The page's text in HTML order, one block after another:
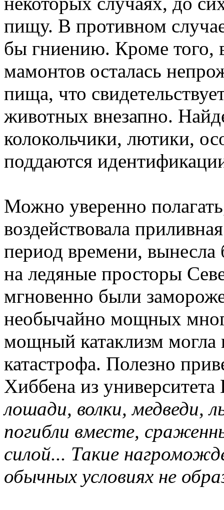
пищу. В противном
бы гниению. Кроме того,
мамонтов осталась
пища, что
животных внезапно.
колокольчики, лютики,
поддаются
Можно уверенно
воздействовала
период времени,
на ледяные просторы
мгновенно были
необычайно мощных
мощный катаклизм могла
катастрофа. Полезно
Хиббена из
лошади, волки, медведи,
погибли вместе,
силой... Такие
обычных условиях не